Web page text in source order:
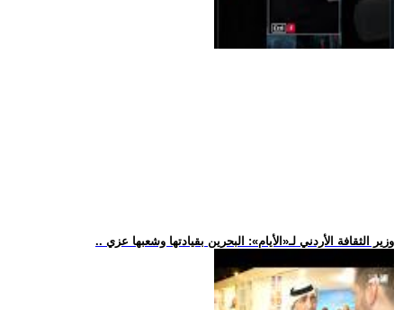
.. وزير الثقافة الأردني لـ«الأيام»: البحرين بقيادتها وشعبها عزي